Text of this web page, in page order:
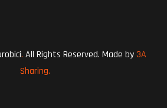
. All Rights Reserved. Made by3A
Sharing.